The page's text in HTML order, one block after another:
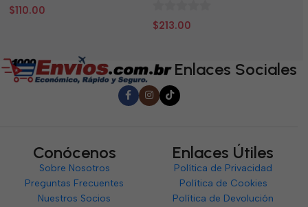
0
$110.00
0
$213.00
Enlaces Sociales
Conócenos
Sobre Nosotros
Preguntas Frecuentes
Nuestros Socios
Enlaces Útiles
Política de Privacidad
Política de Cookies
Política de Devolución